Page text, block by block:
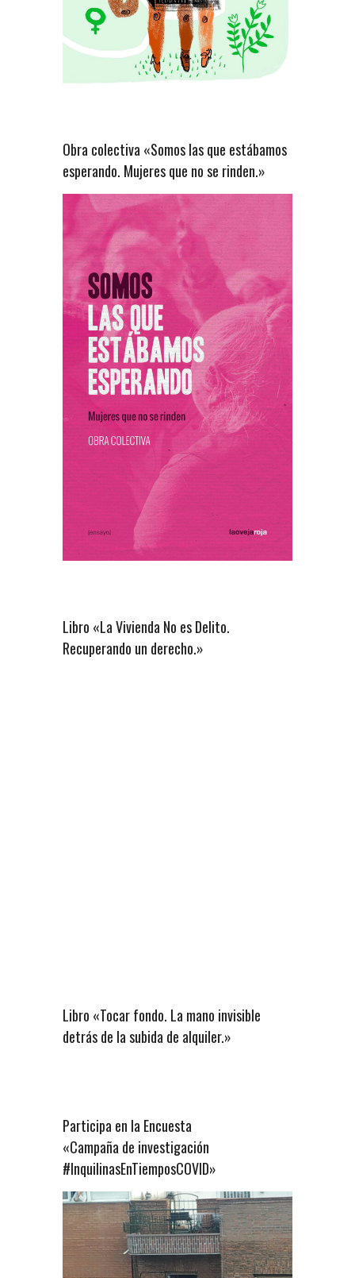
Obra colectiva «Somos las que estábamos
esperando. Mujeres que no se rinden.»
Libro «La Vivienda No es Delito.
Recuperando un derecho.»
Libro «Tocar fondo. La mano invisible
detrás de la subida de alquiler.»
Participa en la Encuesta
«Campaña de investigación
#InquilinasEnTiemposCOVID»